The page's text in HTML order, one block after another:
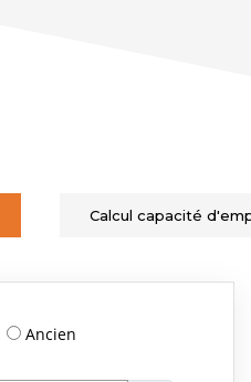
Calcul capacité